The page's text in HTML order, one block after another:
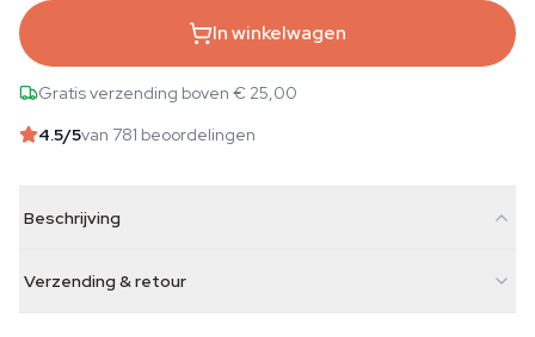
In winkelwagen
Gratis verzending boven € 25,00
4.5/5van 781 beoordelingen
Beschrijving
Verzending & retour